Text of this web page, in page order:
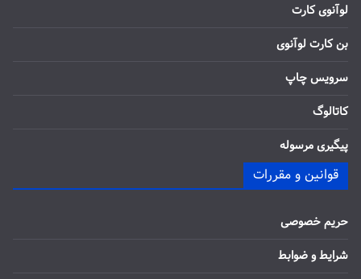
لوآنوی کارت
بن کارت لوآنوی
سرویس چاپ
کاتالوگ
پیگیری مرسوله
قوانین و مقررات
حریم خصوصی
شرایط و ضوابط